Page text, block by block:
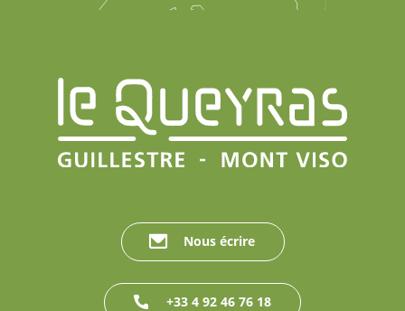
Nous écrire
+33 4 92 46 76 18